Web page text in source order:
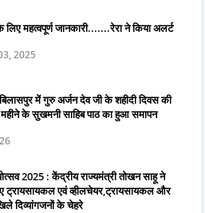
महत्वपूर्ण जानकारी.......रेरा ने किया अलर्ट
2025
बिलासपुर में गुरु अर्जन देव जी के शहीदी दिवस की
महीने के सुखमनी साहिब पाठ का हुआ समापन
2025 : केंद्रीय राज्यमंत्री तोखन साहू ने
ट्रायसायकल एवं व्हीलचेयर,ट्रायसायकल और
दिव्यांगजनों के चेहरे